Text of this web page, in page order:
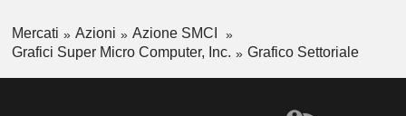
Mercati Azioni
Azione SMCI
Grafici Super Micro Computer, Inc.
Grafico Settoriale